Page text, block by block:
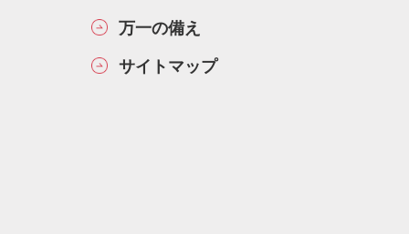
万一の備え
サイトマップ